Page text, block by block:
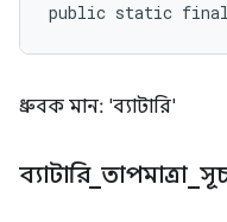
public static final
ধ্রুবক মান: 'ব্যাটারি'
ব্যাটারি_ তাপমাত্রা